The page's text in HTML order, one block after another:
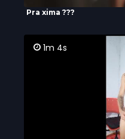
Pra xima ???
1m 4s